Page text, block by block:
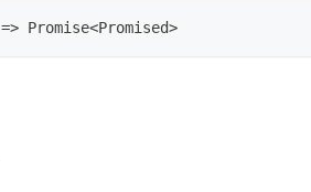
=> Promise<Promised>